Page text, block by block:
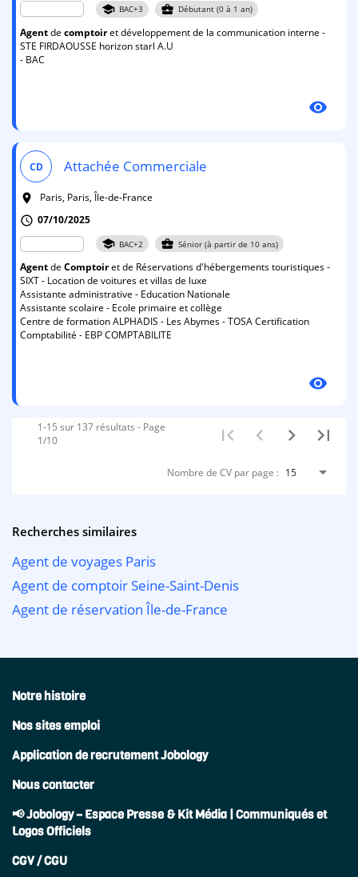
school BAC+3 business_center Débutant (0 à 1 an)
Agentde comptoiret développement de la communication interne -
STE FIRDAOUSSE horizon starl A.U
- BAC
visibility
CD Attachée Commerciale
room
Paris, Paris, Île-de-France
schedule 07/10/2025
school BAC+2 business_center Sénior (à partir de 10 ans)
Agentde Comptoiret de Réservations d'hébergements touristiques -
SIXT - Location de voitures et villas de luxe
Assistante administrative - Education Nationale
Assistante scolaire - Ecole primaire et collège
Centre de formation ALPHADIS - Les Abymes - TOSA Certification
Comptabilité - EBP COMPTABILITE
visibility
Nombre de CV par page : 15
1-15 sur 137 résultats - Page
1/10
Recherches similaires
Agent de voyages Paris
Agent de comptoir Seine-Saint-Denis
Agent de réservation Île-de-France
Notre histoire
Nos sites emploi
Application de recrutement Jobology
Nous contacter
📢 Jobology – Espace Presse & Kit Média | Communiqués et
Logos Officiels
CGV / CGU